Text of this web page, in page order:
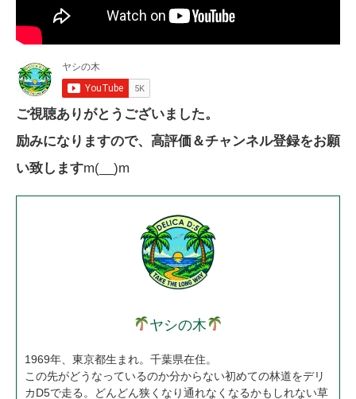
ご視聴ありがとうございました。
励みになりますので、高評価＆チャンネル登録をお願
い致しますm(__)m
ヤシの木
1969年、東京都生まれ。千葉県在住。
この先がどうなっているのか分からない初めての林道をデリ
カD5で走る。どんどん狭くなり通れなくなるかもしれない草